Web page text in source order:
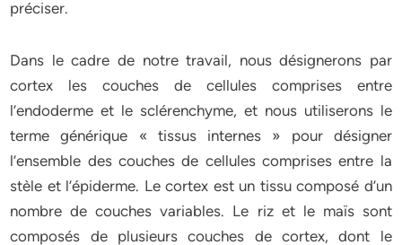
préciser.
Dans le cadre de notre travail, nous désignerons par
cortex les couches de cellules comprises entre
l’endoderme et le sclérenchyme, et nous utiliserons le
terme générique « tissus internes » pour désigner
l’ensemble des couches de cellules comprises entre la
stèle et l’épiderme. Le cortex est un tissu composé d’un
nombre de couches variables. Le riz et le maïs sont
composés de plusieurs couches de cortex, dont le